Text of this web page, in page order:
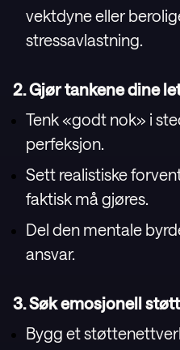
vektdyne eller
stressavlastning.
2. Gjør tankene dine
Tenk «godt nok» i
perfeksjon.
Sett realistiske
faktisk må gjøres.
Del den mentale
ansvar.
3. Søk emosjonell
Bygg et